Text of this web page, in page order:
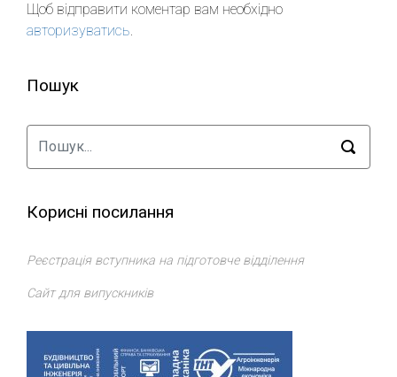
Щоб відправити коментар вам необхідно
авторизуватись.
Пошук
Корисні посилання
Реєстрація вступника на підготовче відділення
Сайт для випускників